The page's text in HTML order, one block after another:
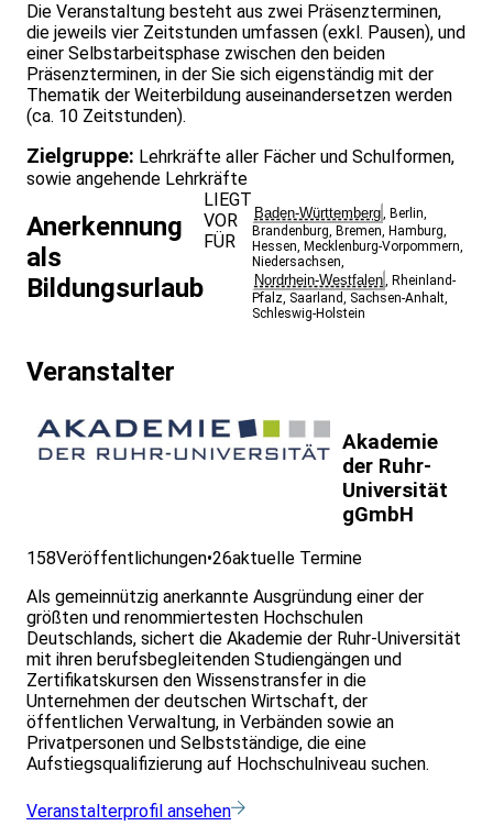
Die Veranstaltung besteht aus zwei Präsenzterminen,
die jeweils vier Zeitstunden umfassen (exkl. Pausen), und
einer Selbstarbeitsphase zwischen den beiden
Präsenzterminen, in der Sie sich eigenständig mit der
Thematik der Weiterbildung auseinandersetzen werden
(ca. 10 Zeitstunden).
Zielgruppe: Lehrkräfte aller Fächer und Schulformen,
sowie angehende Lehrkräfte
Anerkennung
als
Bildungsurlaub
LIEGT
VOR
FÜR
Baden-Württemberg, Berlin,
Brandenburg, Bremen, Hamburg,
Hessen, Mecklenburg-Vorpommern,
Niedersachsen,
Nordrhein-Westfalen, Rheinland-
Pfalz, Saarland, Sachsen-Anhalt,
Schleswig-Holstein
Veranstalter
Akademie
der Ruhr-
Universität
gGmbH
158Veröffentlichungen•26aktuelle Termine
Als gemeinnützig anerkannte Ausgründung einer der
größten und renommiertesten Hochschulen
Deutschlands, sichert die Akademie der Ruhr-Universität
mit ihren berufsbegleitenden Studiengängen und
Zertifikatskursen den Wissenstransfer in die
Unternehmen der deutschen Wirtschaft, der
öffentlichen Verwaltung, in Verbänden sowie an
Privatpersonen und Selbstständige, die eine
Aufstiegsqualifizierung auf Hochschulniveau suchen.
Veranstalterprofil ansehen